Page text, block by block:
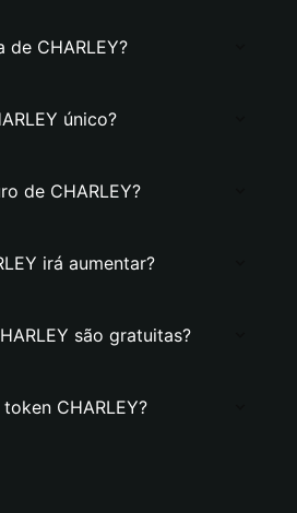
de CHARLEY?
único?
de CHARLEY?
irá aumentar?
são gratuitas?
CHARLEY?